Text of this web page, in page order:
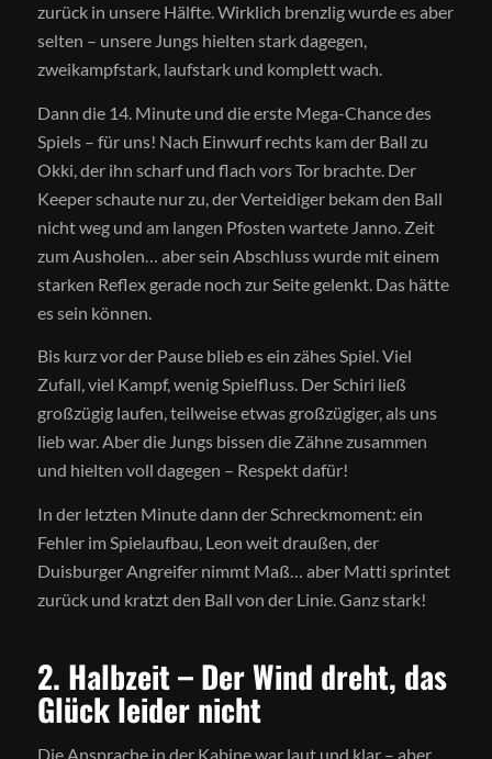
zurück in unsere Hälfte. Wirklich brenzlig wurde es aber
selten – unsere Jungs hielten stark dagegen,
zweikampfstark, laufstark und komplett wach.
Dann die 14. Minute und die erste Mega-Chance des
Spiels – für uns! Nach Einwurf rechts kam der Ball zu
Okki, der ihn scharf und flach vors Tor brachte. Der
Keeper schaute nur zu, der Verteidiger bekam den Ball
nicht weg und am langen Pfosten wartete Janno. Zeit
zum Ausholen… aber sein Abschluss wurde mit einem
starken Reflex gerade noch zur Seite gelenkt. Das hätte
es sein können.
Bis kurz vor der Pause blieb es ein zähes Spiel. Viel
Zufall, viel Kampf, wenig Spielfluss. Der Schiri ließ
großzügig laufen, teilweise etwas großzügiger, als uns
lieb war. Aber die Jungs bissen die Zähne zusammen
und hielten voll dagegen – Respekt dafür!
In der letzten Minute dann der Schreckmoment: ein
Fehler im Spielaufbau, Leon weit draußen, der
Duisburger Angreifer nimmt Maß… aber Matti sprintet
zurück und kratzt den Ball von der Linie. Ganz stark!
2. Halbzeit – Der Wind dreht, das
Glück leider nicht
Die Ansprache in der Kabine war laut und klar – aber